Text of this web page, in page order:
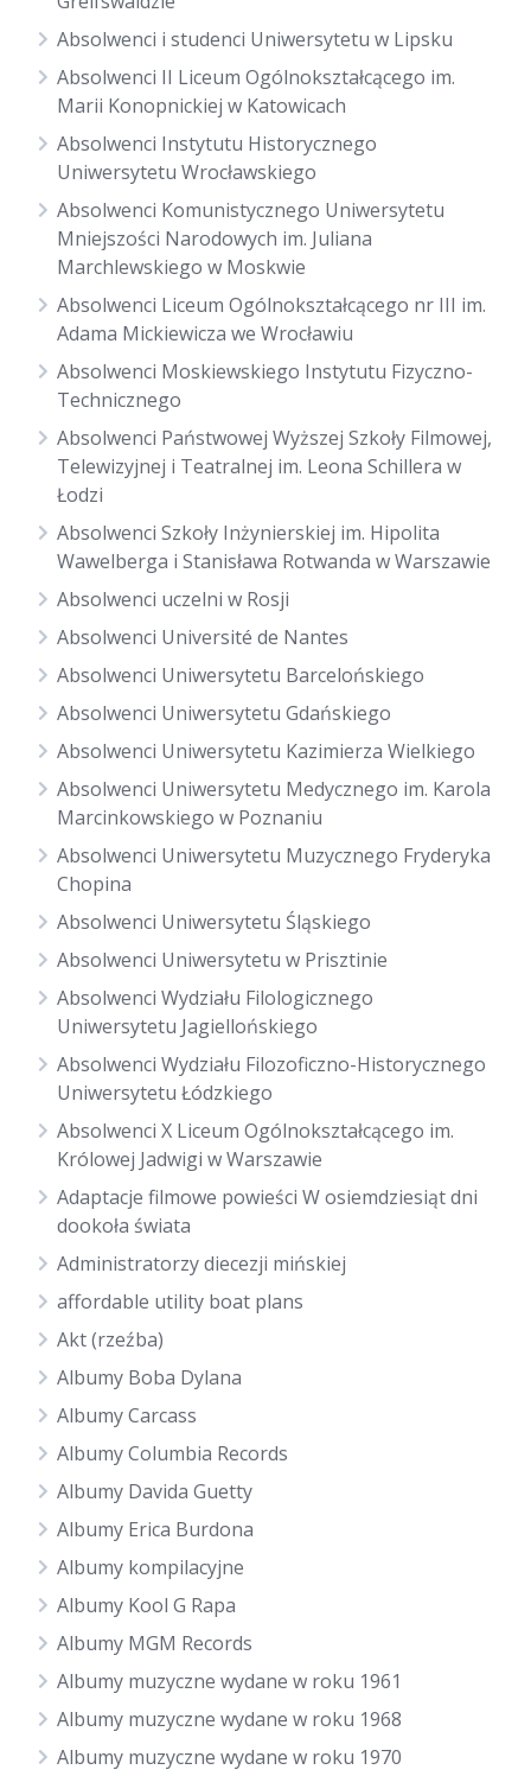
Absolwenci i studenci Uniwersytetu w Lipsku
Absolwenci II Liceum Ogólnokształcącego im.
Marii Konopnickiej w Katowicach
Absolwenci Instytutu Historycznego
Uniwersytetu Wrocławskiego
Absolwenci Komunistycznego Uniwersytetu
Mniejszości Narodowych im. Juliana
Marchlewskiego w Moskwie
Absolwenci Liceum Ogólnokształcącego nr III im.
Adama Mickiewicza we Wrocławiu
Absolwenci Moskiewskiego Instytutu Fizyczno-
Technicznego
Absolwenci Państwowej Wyższej Szkoły Filmowej,
Telewizyjnej i Teatralnej im. Leona Schillera w
Łodzi
Absolwenci Szkoły Inżynierskiej im. Hipolita
Wawelberga i Stanisława Rotwanda w Warszawie
Absolwenci uczelni w Rosji
Absolwenci Université de Nantes
Absolwenci Uniwersytetu Barcelońskiego
Absolwenci Uniwersytetu Gdańskiego
Absolwenci Uniwersytetu Kazimierza Wielkiego
Absolwenci Uniwersytetu Medycznego im. Karola
Marcinkowskiego w Poznaniu
Absolwenci Uniwersytetu Muzycznego Fryderyka
Chopina
Absolwenci Uniwersytetu Śląskiego
Absolwenci Uniwersytetu w Prisztinie
Absolwenci Wydziału Filologicznego
Uniwersytetu Jagiellońskiego
Absolwenci Wydziału Filozoficzno-Historycznego
Uniwersytetu Łódzkiego
Absolwenci X Liceum Ogólnokształcącego im.
Królowej Jadwigi w Warszawie
Adaptacje filmowe powieści W osiemdziesiąt dni
dookoła świata
Administratorzy diecezji mińskiej
affordable utility boat plans
Akt (rzeźba)
Albumy Boba Dylana
Albumy Carcass
Albumy Columbia Records
Albumy Davida Guetty
Albumy Erica Burdona
Albumy kompilacyjne
Albumy Kool G Rapa
Albumy MGM Records
Albumy muzyczne wydane w roku 1961
Albumy muzyczne wydane w roku 1968
Albumy muzyczne wydane w roku 1970